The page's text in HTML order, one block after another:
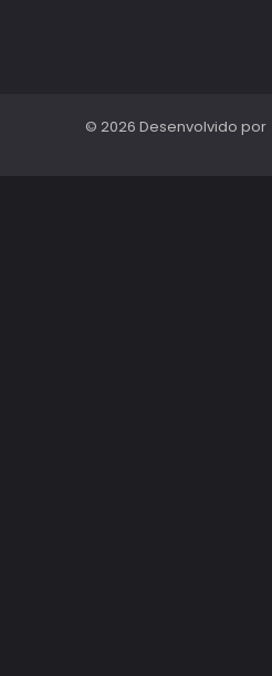
© 2026 Desenvolvido por